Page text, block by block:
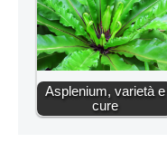
Asplenium, varietà e
cure